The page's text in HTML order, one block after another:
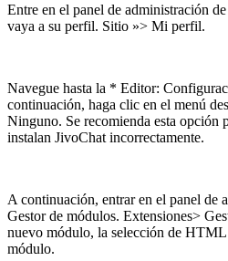
Entre en el panel de administración
vaya a su perfil. Sitio »> Mi perfil.
Navegue hasta la * Editor:
continuación, haga clic en el menú
Ninguno. Se recomienda esta opción
instalan JivoChat incorrectamente.
A continuación, entrar en el panel de
Gestor de módulos. Extensiones>
nuevo módulo, la selección de
módulo.